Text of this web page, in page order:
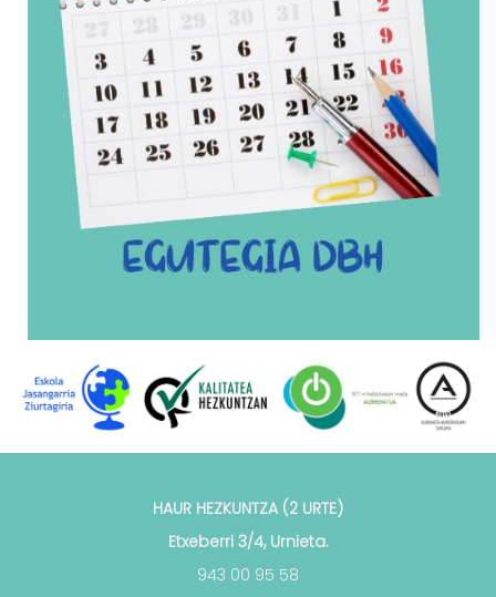
HAUR HEZKUNTZA (2 URTE)
Etxeberri 3/4, Urnieta.
943 00 95 58